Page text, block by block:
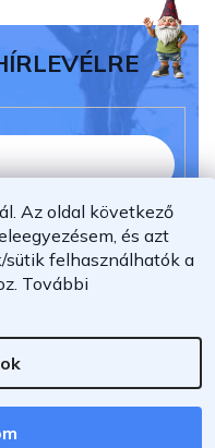
Az oldal következő
és azt
sütik felhasználhatók a
További
azadatvédelmi
készítette